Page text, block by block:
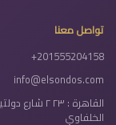
تواصل معنا
+201555204158
info@elsondos.com
القاهرة : ٢٣ ٢
الخلفاوي